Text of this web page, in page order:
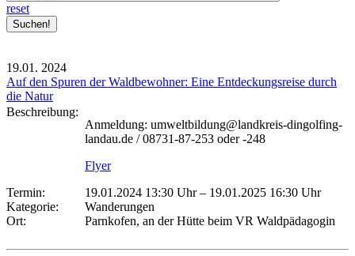
reset
19.01. 2024
Auf den Spuren der Waldbewohner: Eine Entdeckungsreise durch
die Natur
Beschreibung:
Anmeldung: umweltbildung@landkreis-dingolfing-
landau.de / 08731-87-253 oder -248
Flyer
Termin:
19.01.2024 13:30 Uhr– 19.01.2025 16:30 Uhr
Kategorie:
Wanderungen
Ort:
Parnkofen, an der Hütte beim VR Waldpädagogin